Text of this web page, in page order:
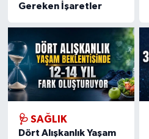
Gereken İşaretler
🩺 SAĞLIK
Dört Alışkanlık Yaşam